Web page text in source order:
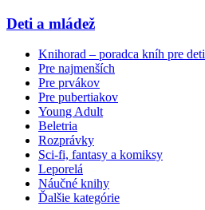
Deti a mládež
Knihorad – poradca kníh pre deti
Pre najmenších
Pre prvákov
Pre pubertiakov
Young Adult
Beletria
Rozprávky
Sci-fi, fantasy a komiksy
Leporelá
Náučné knihy
Ďalšie kategórie